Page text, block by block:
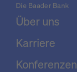
Die Baader Bank
Über uns
Karriere
Konferenzen